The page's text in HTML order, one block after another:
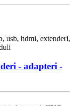
- adapteri -